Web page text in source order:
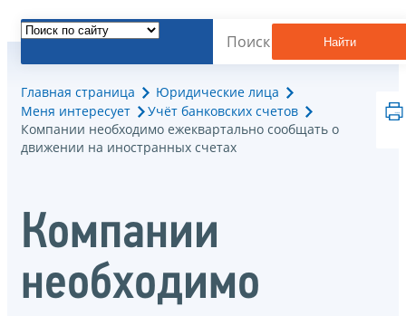
Найти
Главная страница
Юридические лица
Меня интересует
Учёт банковских счетов
Компании необходимо ежеквартально сообщать о
движении на иностранных счетах
Компании
необходимо